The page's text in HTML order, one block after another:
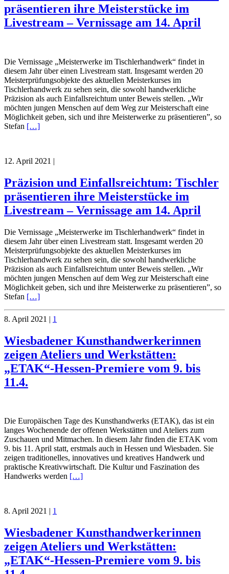
präsentieren ihre Meisterstücke im
Livestream – Vernissage am 14. April
Die Vernissage „Meisterwerke im Tischlerhandwerk“ findet in
diesem Jahr über einen Livestream statt. Insgesamt werden 20
Meisterprüfungsobjekte des aktuellen Meisterkurses im
Tischlerhandwerk zu sehen sein, die sowohl handwerkliche
Präzision als auch Einfallsreichtum unter Beweis stellen. „Wir
möchten jungen Menschen auf dem Weg zur Meisterschaft eine
Möglichkeit geben, sich und ihre Meisterwerke zu präsentieren”, so
Stefan […]
12. April 2021 |
Präzision und Einfallsreichtum: Tischler
präsentieren ihre Meisterstücke im
Livestream – Vernissage am 14. April
Die Vernissage „Meisterwerke im Tischlerhandwerk“ findet in
diesem Jahr über einen Livestream statt. Insgesamt werden 20
Meisterprüfungsobjekte des aktuellen Meisterkurses im
Tischlerhandwerk zu sehen sein, die sowohl handwerkliche
Präzision als auch Einfallsreichtum unter Beweis stellen. „Wir
möchten jungen Menschen auf dem Weg zur Meisterschaft eine
Möglichkeit geben, sich und ihre Meisterwerke zu präsentieren”, so
Stefan […]
8. April 2021 | 1
Wiesbadener Kunsthandwerkerinnen
zeigen Ateliers und Werkstätten:
„ETAK“-Hessen-Premiere vom 9. bis
11.4.
Die Europäischen Tage des Kunsthandwerks (ETAK), das ist ein
langes Wochenende der offenen Werkstätten und Ateliers zum
Zuschauen und Mitmachen. In diesem Jahr finden die ETAK vom
9. bis 11. April statt, erstmals auch in Hessen und Wiesbaden. Sie
zeigen traditionelles, innovatives und kreatives Handwerk und
praktische Kreativwirtschaft. Die Kultur und Faszination des
Handwerks werden […]
8. April 2021 1
Wiesbadener Kunsthandwerkerinnen
zeigen Ateliers und Werkstätten:
„ETAK“-Hessen-Premiere vom 9. bis